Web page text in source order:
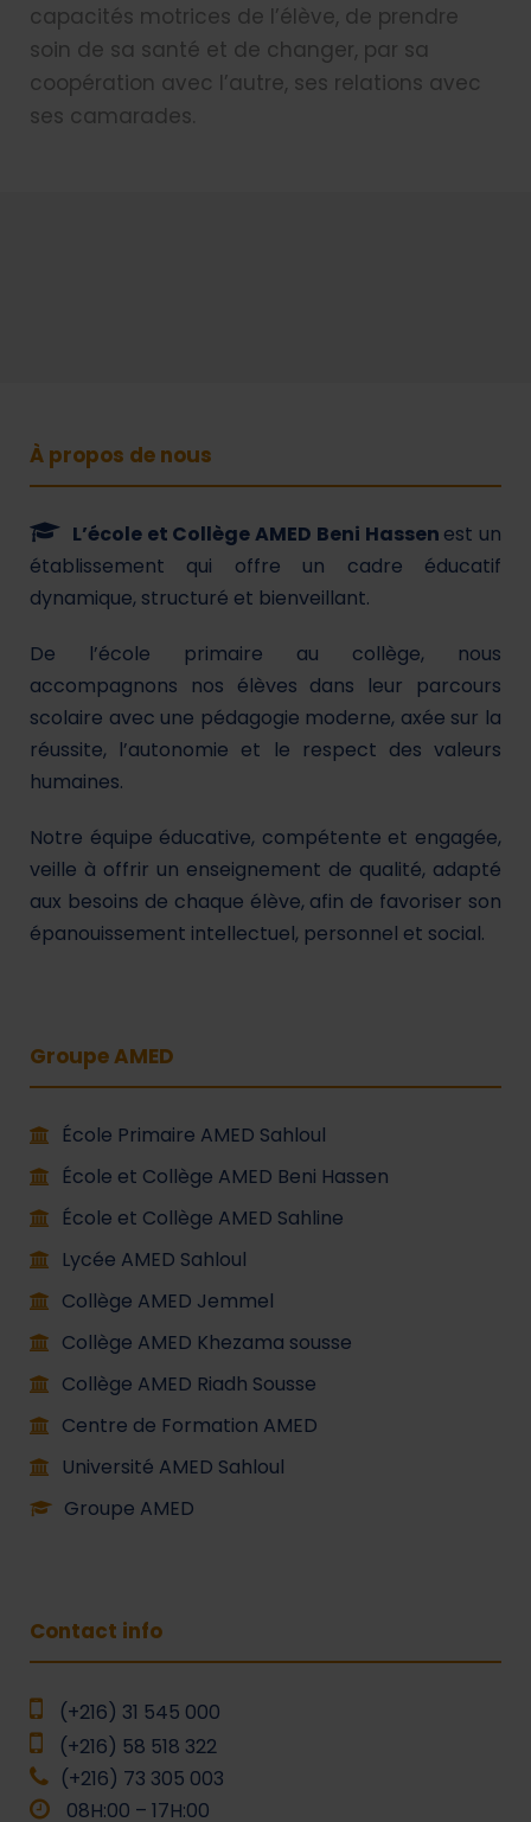
capacités motrices de l’élève, de prendre
soin de sa santé et de changer, par sa
coopération avec l’autre, ses relations avec
ses camarades.
À propos de nous
L’école et Collège AMED Beni Hassen est un
établissement qui offre un cadre éducatif
dynamique, structuré et bienveillant.
De l’école primaire au collège, nous
accompagnons nos élèves dans leur parcours
scolaire avec une pédagogie moderne, axée sur la
réussite, l’autonomie et le respect des valeurs
humaines.
Notre équipe éducative, compétente et engagée,
veille à offrir un enseignement de qualité, adapté
aux besoins de chaque élève, afin de favoriser son
épanouissement intellectuel, personnel et social.
Groupe AMED
École Primaire AMED Sahloul
École et Collège AMED Beni Hassen
École et Collège AMED Sahline
Lycée AMED Sahloul
Collège AMED Jemmel
Collège AMED Khezama sousse
Collège AMED Riadh Sousse
Centre de Formation AMED
Université AMED Sahloul
Groupe AMED
Contact info
(+216) 31 545 000
(+216) 58 518 322
(+216) 73 305 003
08H:00 – 17H:00